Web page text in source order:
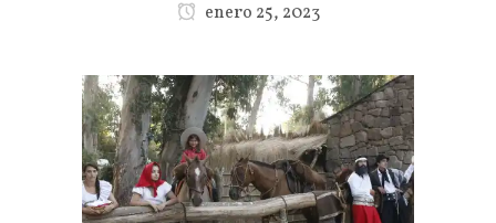
enero 25, 2023